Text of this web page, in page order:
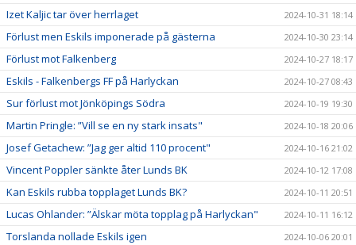
Izet Kaljic tar över herrlaget 2024-10-31 18:14
Förlust men Eskils imponerade på gästerna 2024-10-30 23:14
Förlust mot Falkenberg 2024-10-27 18:17
Eskils - Falkenbergs FF på Harlyckan 2024-10-27 08:43
Sur förlust mot Jönköpings Södra 2024-10-19 19:30
Martin Pringle: ”Vill se en ny stark insats" 2024-10-18 20:06
Josef Getachew: ”Jag ger altid 110 procent" 2024-10-16 21:02
Vincent Poppler sänkte åter Lunds BK 2024-10-12 17:08
Kan Eskils rubba topplaget Lunds BK? 2024-10-11 20:51
Lucas Ohlander: ”Älskar möta topplag på Harlyckan" 2024-10-11 16:12
Torslanda nollade Eskils igen 2024-10-06 20:01